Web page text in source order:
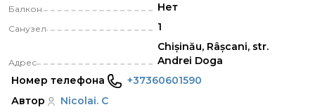
Балкон Нет
Санузел 1
Адрес
Chișinău, Râșcani, str.
Andrei Doga
Номер телефона
+37360601590
Автор
Nicolai. C